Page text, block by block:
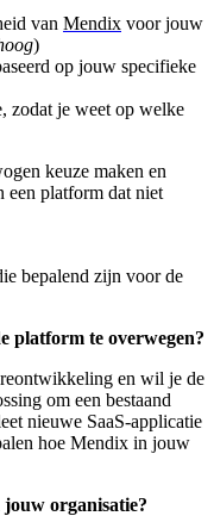
van Mendix voor jouw
)
op jouw specifieke
zodat je weet op welke
keuze maken en
een platform dat niet
bepalend zijn voor de
platform te overwegen?
en wil je de
om een bestaand
nieuwe SaaS-applicatie
hoe Mendix in jouw
organisatie?